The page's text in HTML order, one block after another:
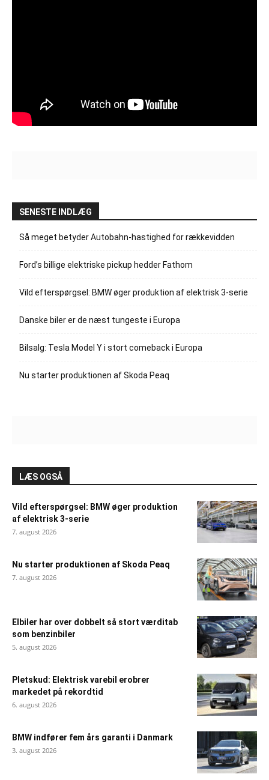
SENESTE INDLÆG
Så meget betyder Autobahn-hastighed for rækkevidden
Ford’s billige elektriske pickup hedder Fathom
Vild efterspørgsel: BMW øger produktion af elektrisk 3-serie
Danske biler er de næst tungeste i Europa
Bilsalg: Tesla Model Y i stort comeback i Europa
Nu starter produktionen af Skoda Peaq
LÆS OGSÅ
Vild efterspørgsel: BMW øger produktion
af elektrisk 3-serie
7. august 2026
Nu starter produktionen af Skoda Peaq
7. august 2026
Elbiler har over dobbelt så stort værditab
som benzinbiler
5. august 2026
Pletskud: Elektrisk varebil erobrer
markedet på rekordtid
6. august 2026
BMW indfører fem års garanti i Danmark
3. august 2026